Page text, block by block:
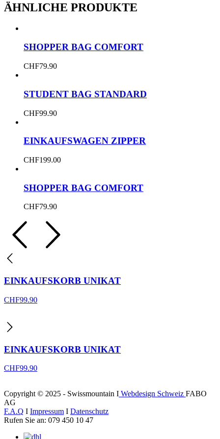
ÄHNLICHE PRODUKTE
SHOPPER BAG COMFORT
CHF79.90
STUDENT BAG STANDARD
CHF99.90
EINKAUFSWAGEN ZIPPER
CHF199.00
SHOPPER BAG COMFORT
CHF79.90
EINKAUFSKORB UNIKAT
CHF99.90
EINKAUFSKORB UNIKAT
CHF99.90
Copyright © 2025 - Swissmountain I Webdesign Schweiz FABO
AG
F.A.Q I Impressum I Datenschutz
Rufen Sie an: 079 450 10 47